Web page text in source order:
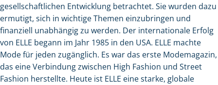
gesellschaftlichen Entwicklung betrachtet. Sie wurden dazu
ermutigt, sich in wichtige Themen einzubringen und
finanziell unabhängig zu werden. Der internationale Erfolg
von ELLE begann im Jahr 1985 in den USA. ELLE machte
Mode für jeden zugänglich. Es war das erste Modemagazin,
das eine Verbindung zwischen High Fashion und Street
Fashion herstellte. Heute ist ELLE eine starke, globale